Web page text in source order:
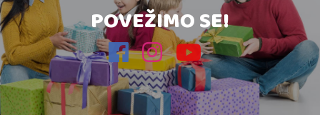
POVEŽIMO SE!